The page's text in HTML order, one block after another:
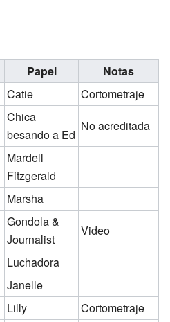
Papel
Notas
Catie
Cortometraje
Chica
besando a Ed
No acreditada
Mardell
Fitzgerald
Marsha
Gondola &
Journalist
Video
Luchadora
Janelle
Lilly
Cortometraje